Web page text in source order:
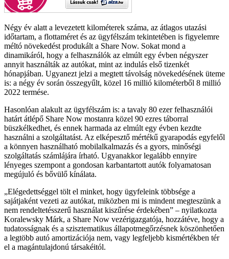
Négy év alatt a levezetett kilométerek száma, az átlagos utazási
időtartam, a flottaméret és az ügyfélszám tekintetében is figyelemre
méltó növekedést produkált a Share Now. Sokat mond a
dinamikáról, hogy a felhasználók az elmúlt egy évben négyszer
annyit használták az autókat, mint az indulás első tizenkét
hónapjában. Ugyanezt jelzi a megtett távolság növekedésének üteme
is: a négy év során összegyűlt, közel 16 millió kilométerből 8 millió
2022 termése.
Hasonlóan alakult az ügyfélszám is: a tavaly 80 ezer felhasználói
határt átlépő Share Now mostanra közel 90 ezres táborral
büszkélkedhet, és ennek harmada az elmúlt egy évben kezdte
használni a szolgáltatást. Az elképesztő mértékű gyarapodás egyfelől
a könnyen használható mobilalkalmazás és a gyors, minőségi
szolgáltatás számlájára írható. Ugyanakkor legalább ennyire
lényeges szempont a gondosan karbantartott autók folyamatosan
megújuló és bővülő kínálata.
Elégedettséggel tölt el minket, hogy ügyfeleink többsége a
sajátjaként vezeti az autókat, miközben mi is mindent megteszünk a
nem rendeltetésszerű használat kiszűrése érdekében
– nyilatkozta
Koralewsky Márk, a Share Now vezérigazgatója, hozzátéve, hogy a
tudatosságnak és a szisztematikus állapotmegőrzésnek köszönhetően
a legtöbb autó amortizációja nem, vagy legfeljebb kismértékben tér
el a magántulajdonú társakéitól.